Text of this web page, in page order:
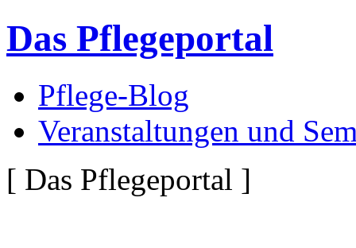
Das Pflegeportal
Pflege-Blog
Veranstaltungen und
[ Das Pflegeportal ]